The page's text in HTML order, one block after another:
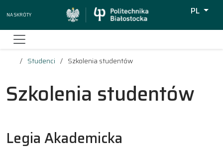
Na skróty
PL
Studenci Szkolenia studentów
Szkolenia studentów
Legia Akademicka